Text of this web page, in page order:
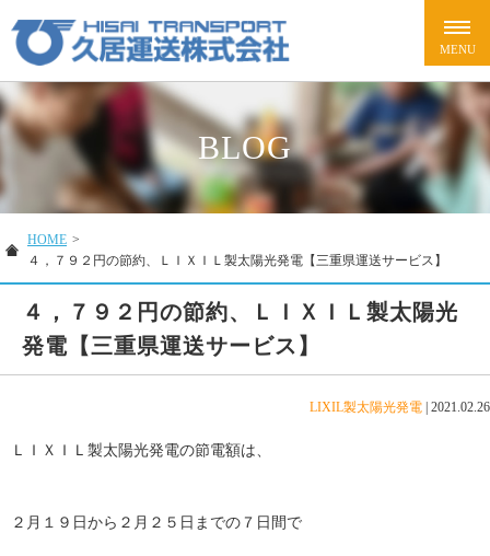
BLOG
HOME >
４，７９２円の節約、ＬＩＸＩＬ製太陽光発電【三重県運送サービス】
４，７９２円の節約、ＬＩＸＩＬ製太陽光
発電【三重県運送サービス】
LIXIL製太陽光発電 2021.02.26
ＬＩＸＩＬ製太陽光発電の節電額は、
２月１９日から２月２５日までの７日間で